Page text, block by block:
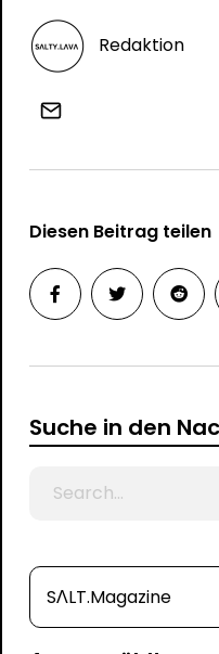
Redaktion
Diesen Beitrag teilen
Suche in den
SΛLT.Magazine